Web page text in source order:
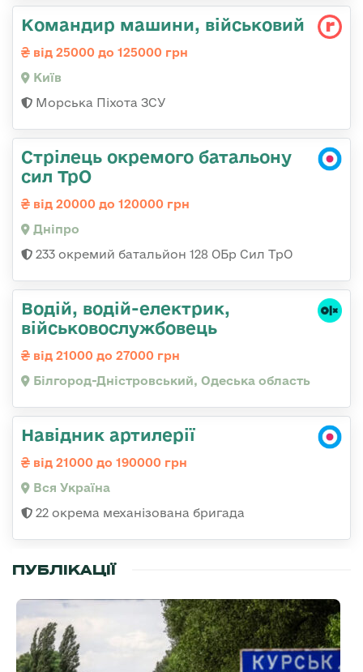
Командир машини, військовий
від 25000 до 125000 грн
Київ
Морська Піхота ЗСУ
Стрілець окремого батальону
сил ТрО
від 20000 до 120000 грн
Дніпро
233 окремий батальйон 128 ОБр Сил ТрО
Водій, водій-електрик,
військовослужбовець
від 21000 до 27000 грн
Білгород-Дністровський, Одеська область
Навідник артилерії
від 21000 до 190000 грн
Вся Україна
22 окрема механізована бригада
ПУБЛІКАЦІЇ